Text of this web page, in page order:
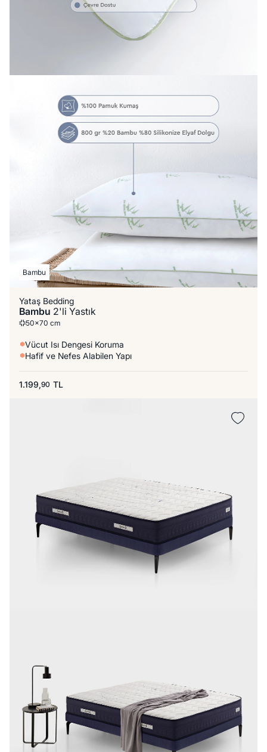
Bambu
Yataş Bedding
Bambu 2'li Yastık
50x70 cm
Vücut Isı Dengesi Koruma
Hafif ve Nefes Alabilen Yapı
1.199,90 TL